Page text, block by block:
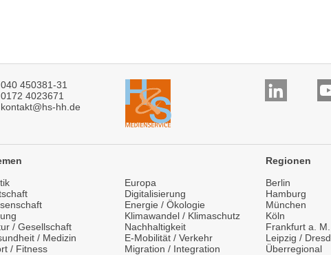
040 450381-31
0172 4023671
kontakt@hs-hh.de
/ Gesellschaft
/ Medizin
/ Fitness
Europa
Digitalisierung
Energie / Ökologie
Klimawandel / Klimaschutz
Nachhaltigkeit
E-Mobilität / Verkehr
Migration / Integration
Regionen
Berlin
Hamburg
München
Köln
Frankfurt a. M.
Leipzig /
Überregional